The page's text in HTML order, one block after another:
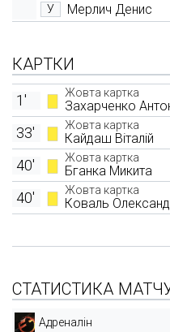
У Мерлич Денис
КАРТКИ
Жовта картка
Захарченко
1'
Жовта картка
Кайдаш Віталій
33'
Жовта картка
Бганка Микита
40'
Жовта картка
Коваль
40'
СТАТИСТИКА
Адреналін